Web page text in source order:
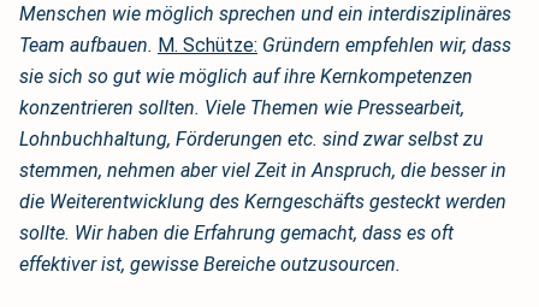
Menschen wie möglich sprechen und ein interdisziplinäres
Team aufbauen. M. Schütze: Gründern empfehlen wir, dass
sie sich so gut wie möglich auf ihre Kernkompetenzen
konzentrieren sollten. Viele Themen wie Pressearbeit,
Lohnbuchhaltung, Förderungen etc. sind zwar selbst zu
stemmen, nehmen aber viel Zeit in Anspruch, die besser in
die Weiterentwicklung des Kerngeschäfts gesteckt werden
sollte. Wir haben die Erfahrung gemacht, dass es oft
effektiver ist, gewisse Bereiche outzusourcen.